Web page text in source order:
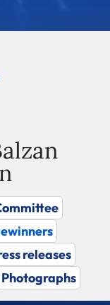
releases
Photographs